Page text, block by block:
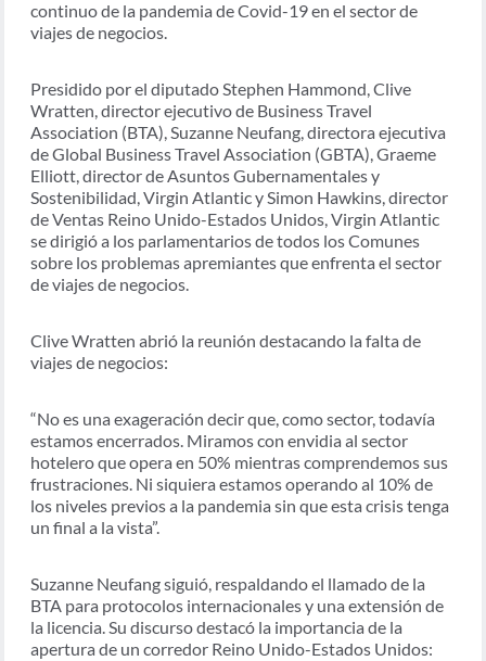
continuo de la pandemia de Covid-19 en el sector de
viajes de negocios.
Presidido por el diputado Stephen Hammond, Clive
Wratten, director ejecutivo de Business Travel
Association (BTA), Suzanne Neufang, directora ejecutiva
de Global Business Travel Association (GBTA), Graeme
Elliott, director de Asuntos Gubernamentales y
Sostenibilidad, Virgin Atlantic y Simon Hawkins, director
de Ventas Reino Unido-Estados Unidos, Virgin Atlantic
se dirigió a los parlamentarios de todos los Comunes
sobre los problemas apremiantes que enfrenta el sector
de viajes de negocios.
Clive Wratten abrió la reunión destacando la falta de
viajes de negocios:
“No es una exageración decir que, como sector, todavía
estamos encerrados. Miramos con envidia al sector
hotelero que opera en 50% mientras comprendemos sus
frustraciones. Ni siquiera estamos operando al 10% de
los niveles previos a la pandemia sin que esta crisis tenga
un final a la vista”.
Suzanne Neufang siguió, respaldando el llamado de la
BTA para protocolos internacionales y una extensión de
la licencia. Su discurso destacó la importancia de la
apertura de un corredor Reino Unido-Estados Unidos: